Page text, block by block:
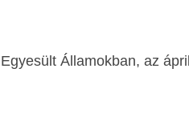
Államokban, az